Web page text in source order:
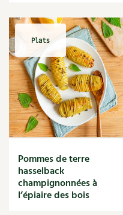
Moutarde
Multiplication
Muret
Muscade
Musique
Narcisse
Nature
Nettoyage
Nichoir
Noisette
Noix
Plats
Pommes de terre
hasselback
champignonnées à
l’épiaire des bois